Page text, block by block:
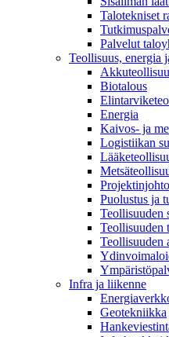
Talotekniset
Palvelut
Teollisuus, energia
Biotalous
Energia
Kaivos- ja
Logistiikan
Puolustus ja
Teollisuuden
Teollisuuden
Teollisuuden
Infra ja liikenne
Geotekniikka